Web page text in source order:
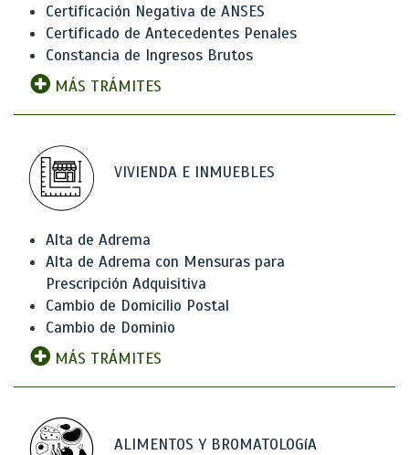
Certificación Negativa de ANSES
Certificado de Antecedentes Penales
Constancia de Ingresos Brutos
MÁS TRÁMITES
VIVIENDA E INMUEBLES
Alta de Adrema
Alta de Adrema con Mensuras para
Prescripción Adquisitiva
Cambio de Domicilio Postal
Cambio de Dominio
MÁS TRÁMITES
ALIMENTOS Y BROMATOLOGíA